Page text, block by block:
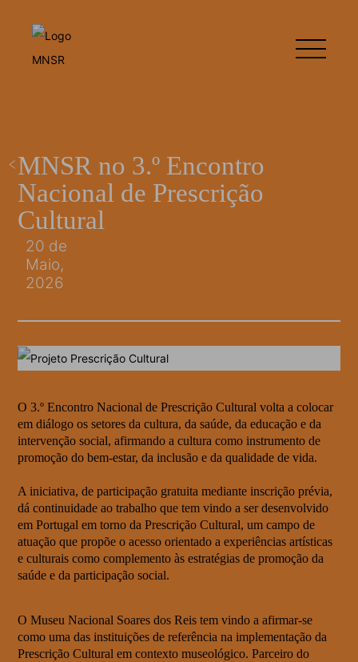
MNSR no 3.º Encontro
Nacional de Prescrição
Cultural
20 de
Maio,
2026
O 3.º Encontro Nacional de Prescrição Cultural volta a colocar
em diálogo os setores da cultura, da saúde, da educação e da
intervenção social, afirmando a cultura como instrumento de
promoção do bem-estar, da inclusão e da qualidade de vida.
A iniciativa, de participação gratuita mediante inscrição prévia,
dá continuidade ao trabalho que tem vindo a ser desenvolvido
em Portugal em torno da Prescrição Cultural, um campo de
atuação que propõe o acesso orientado a experiências artísticas
e culturais como complemento às estratégias de promoção da
saúde e da participação social.
O Museu Nacional Soares dos Reis tem vindo a afirmar-se
como uma das instituições de referência na implementação da
Prescrição Cultural em contexto museológico. Parceiro do